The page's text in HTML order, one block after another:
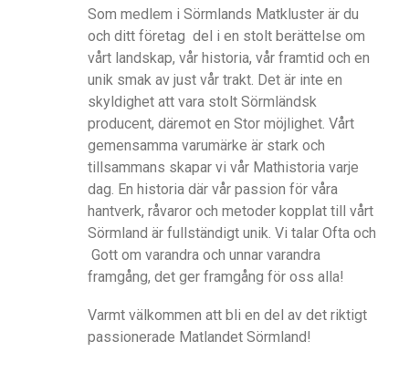
Som medlem i Sörmlands Matkluster är du
och ditt företag del i en stolt berättelse om
vårt landskap, vår historia, vår framtid och en
unik smak av just vår trakt. Det är inte en
skyldighet att vara stolt Sörmländsk
producent, däremot en Stor möjlighet. Vårt
gemensamma varumärke är stark och
tillsammans skapar vi vår Mathistoria varje
dag. En historia där vår passion för våra
hantverk, råvaror och metoder kopplat till vårt
Sörmland är fullständigt unik. Vi talar Ofta och
Gott om varandra och unnar varandra
framgång, det ger framgång för oss alla!
Varmt välkommen att bli en del av det riktigt
passionerade Matlandet Sörmland!